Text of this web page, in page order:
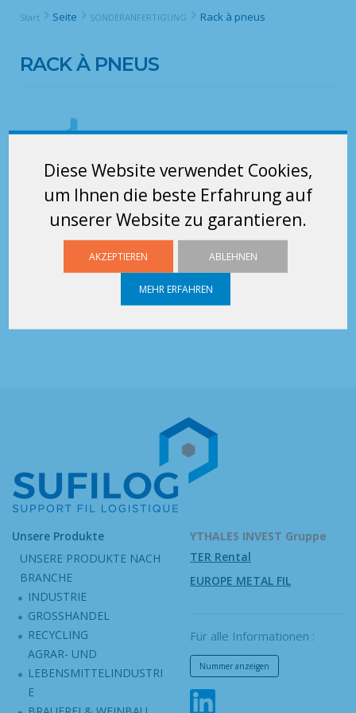
Diese Website verwendet Cookies,
um Ihnen die beste Erfahrung auf
unserer Website zu garantieren.
AKZEPTIEREN ABLEHNEN
MEHR ERFAHREN
Start Seite SONDERANFERTIGUNG Rack à pneus
RACK À PNEUS
Unsere Produkte
UNSERE PRODUKTE NACH
BRANCHE
INDUSTRIE
GROSSHANDEL
RECYCLING
AGRAR- UND
LEBENSMITTELINDUSTRI
E
YTHALES INVEST Gruppe
TER Rental
EUROPE METAL FIL
Für alle Informationen :
Nummer anzeigen